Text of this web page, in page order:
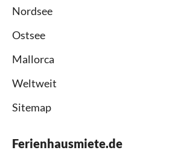
Nordsee
Ostsee
Mallorca
Weltweit
Sitemap
Ferienhausmiete.de